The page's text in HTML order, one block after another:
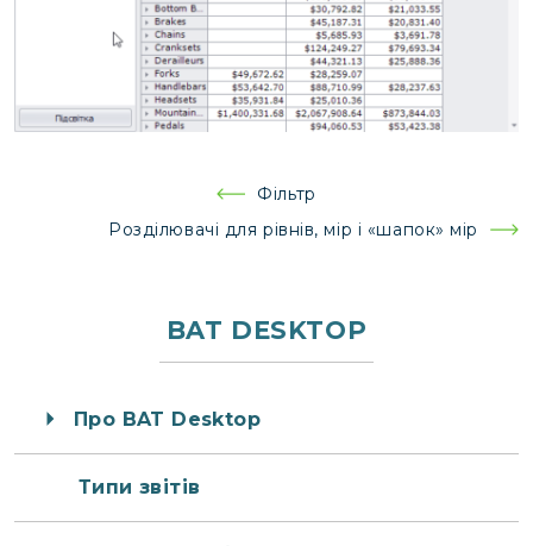
записів
Фільтр
Розділювачі для рівнів, мір і «шапок» мір
BAT DESKTOP
Про BAT Desktop
Типи звітів